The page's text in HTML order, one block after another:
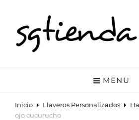
SGTIENDA
Tienda Online De Polares Personalizados
Para Celador, Enfermero, Tcae, Profesor,
MENU
Inicio Llaveros Personalizados
ojo cucurucho